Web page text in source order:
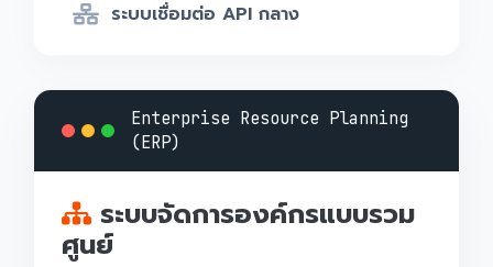
ระบบเชื่อมต่อ API กลาง
Enterprise Resource Planning
(ERP)
ระบบจัดการองค์กรแบบรวม
ศูนย์